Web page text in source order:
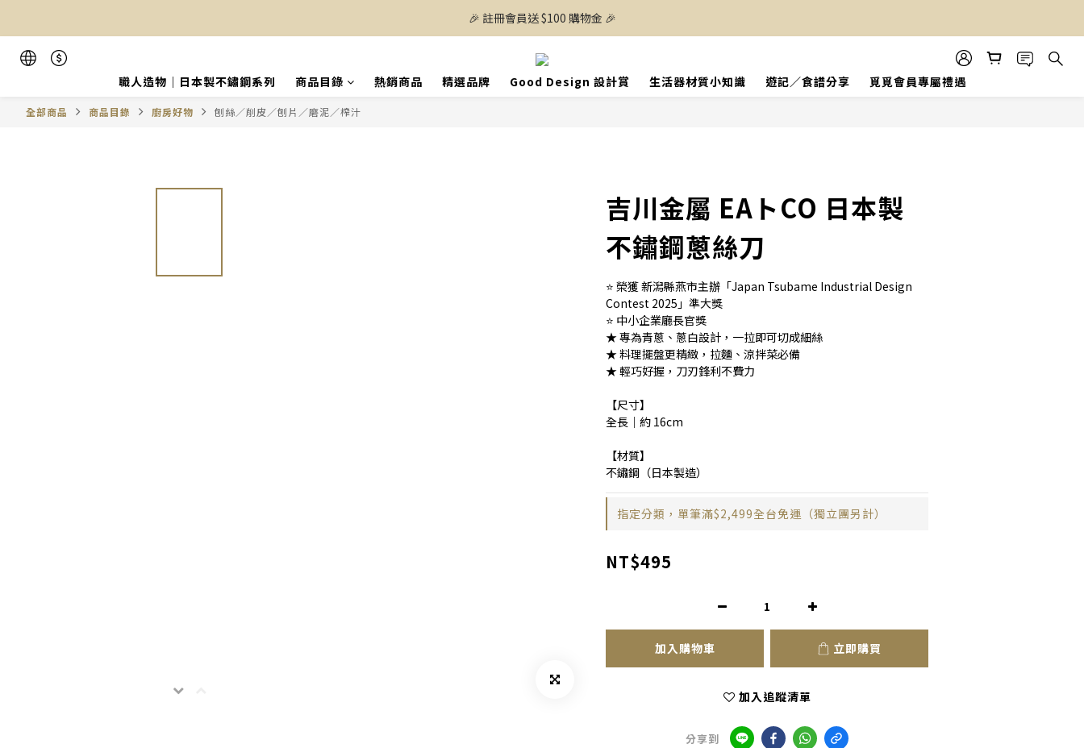
🎉 註冊會員送 $100 購物金 🎉
職人造物｜日本製不鏽鋼系列 商品目錄 熱銷商品 精選品牌 Good Design 設計賞 生活器材質小知識 遊記／食譜分享 覓覓會員專屬禮遇
全部商品 商品目錄 廚房好物 刨絲／削皮／刨片／磨泥／榨汁
吉川金屬 EAトCO 日本製
不鏽鋼蔥絲刀
⭐ 榮獲 新潟縣燕市主辦「Japan Tsubame Industrial Design
Contest 2025」準大獎
⭐ 中小企業廳長官獎
★ 專為青蔥、蔥白設計，一拉即可切成細絲
★ 料理擺盤更精緻，拉麵、涼拌菜必備
★ 輕巧好握，刀刃鋒利不費力
【尺寸】
全長｜約 16cm
【材質】
不鏽鋼（日本製造）
指定分類，單筆滿$2,499全台免運（獨立團另計）
NT$495
加入購物車 立即購買
加入追蹤清單
分享到